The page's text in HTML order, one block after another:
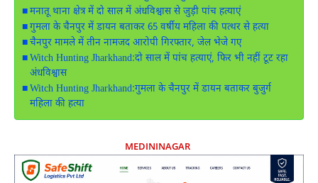
मनातू थाना क्षेत्र में दो साल में अंधविश्वास से जुड़ी पांच हत्याएं
गुमला के चैनपुर में डायन बताकर 65 वर्षीय महिला की पत्थर से हत्या
चैनपुर मामले में तीन नामजद आरोपी गिरफ्तार, जेल भेजे गए
Witch Hunting Jharkhand:दो साल में पांच हत्याएं, फिर भी नहीं टूट रहा
अंधविश्वास
Witch Hunting Jharkhand:गुमला के चैनपुर में डायन बताकर बुजुर्ग
महिला की हत्या
MEDININAGAR